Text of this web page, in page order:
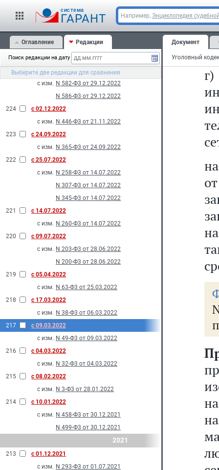
cистема
ГАРАНТ Например, Энциклопедия
Оглавление Редакции
Поиск редакции на дату
Выберите две редакции для сравнения
с изм.
N 58-Ф3 от 18.03.2023
N 78-Ф3 от 18.03.2023
N 82-Ф3 от 18.03.2023
225
с 29.12.2022
с изм. N 582-Ф3 от 29.12.2022
N 586-Ф3 от 29.12.2022
224
с 02.12.2022
с изм. N 446-Ф3 от 21.11.2022
223
с 24.09.2022
с изм. N 365-Ф3 от 24.09.2022
222
с 25.07.2022
с изм. N 258-Ф3 от 14.07.2022
N 307-Ф3 от 14.07.2022
N 345-Ф3 от 14.07.2022
221
с 14.07.2022
с изм. N 260-Ф3 от 14.07.2022
220
с 09.07.2022
с изм. N 203-Ф3 от 28.06.2022
N 200-Ф3 от 28.06.2022
219
с 05.04.2022
с изм. N 63-Ф3 от 25.03.2022
218
с 17.03.2022
с изм. N 38-Ф3 от 06.03.2022
217
с 09.03.2022
с изм. N 49-Ф3 от 09.03.2022
216
с 04.03.2022
с изм. N 32-Ф3 от 04.03.2022
215
с 08.02.2022
с изм. N 3-Ф3 от 28.01.2022
214
с 10.01.2022
с изм. N 458-Ф3 от 30.12.2021
N 499-Ф3 от 30.12.2021
2021
213
с 01.12.2021
с изм. N 293-Ф3 от 01.07.2021
Документ